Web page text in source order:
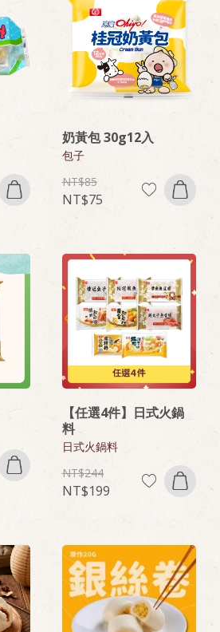
奶黃包 30g12入
包子
85
75
【任選4件】日式火鍋
料
日式火鍋料
244
199